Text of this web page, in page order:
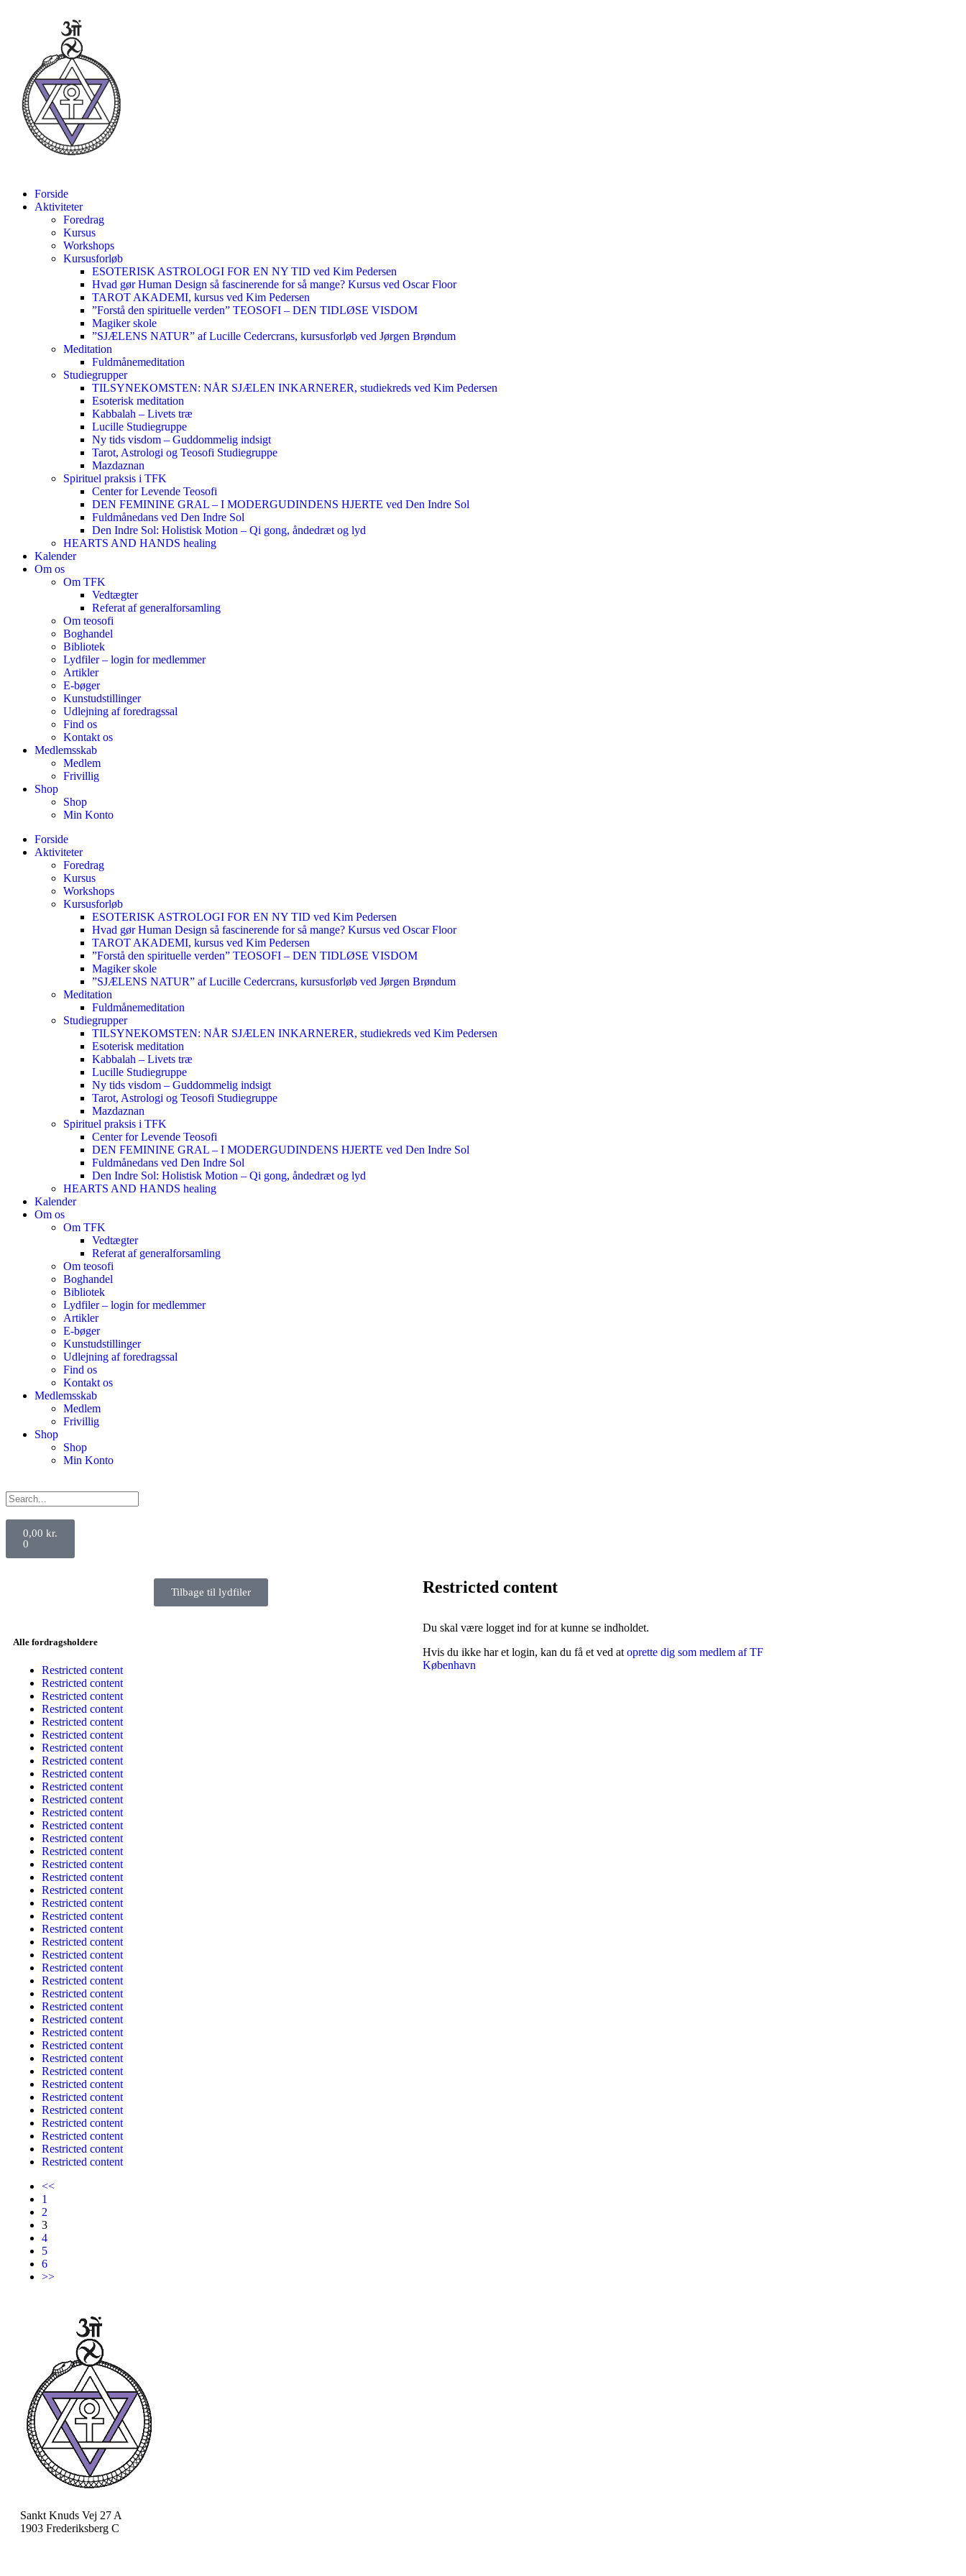
Forside
Aktiviteter
Foredrag
Kursus
Workshops
Kursusforløb
ESOTERISK ASTROLOGI FOR EN NY TID ved Kim Pedersen
Hvad gør Human Design så fascinerende for så mange? Kursus ved Oscar Floor
TAROT AKADEMI, kursus ved Kim Pedersen
”Forstå den spirituelle verden” TEOSOFI – DEN TIDLØSE VISDOM
Magiker skole
”SJÆLENS NATUR” af Lucille Cedercrans, kursusforløb ved Jørgen Brøndum
Meditation
Fuldmånemeditation
Studiegrupper
TILSYNEKOMSTEN: NÅR SJÆLEN INKARNERER, studiekreds ved Kim Pedersen
Esoterisk meditation
Kabbalah – Livets træ
Lucille Studiegruppe
Ny tids visdom – Guddommelig indsigt
Tarot, Astrologi og Teosofi Studiegruppe
Mazdaznan
Spirituel praksis i TFK
Center for Levende Teosofi
DEN FEMININE GRAL – I MODERGUDINDENS HJERTE ved Den Indre Sol
Fuldmånedans ved Den Indre Sol
Den Indre Sol: Holistisk Motion – Qi gong, åndedræt og lyd
HEARTS AND HANDS healing
Kalender
Om os
Om TFK
Vedtægter
Referat af generalforsamling
Om teosofi
Boghandel
Bibliotek
Lydfiler – login for medlemmer
Artikler
E-bøger
Kunstudstillinger
Udlejning af foredragssal
Find os
Kontakt os
Medlemsskab
Medlem
Frivillig
Shop
Shop
Min Konto
Forside
Aktiviteter
Foredrag
Kursus
Workshops
Kursusforløb
ESOTERISK ASTROLOGI FOR EN NY TID ved Kim Pedersen
Hvad gør Human Design så fascinerende for så mange? Kursus ved Oscar Floor
TAROT AKADEMI, kursus ved Kim Pedersen
”Forstå den spirituelle verden” TEOSOFI – DEN TIDLØSE VISDOM
Magiker skole
”SJÆLENS NATUR” af Lucille Cedercrans, kursusforløb ved Jørgen Brøndum
Meditation
Fuldmånemeditation
Studiegrupper
TILSYNEKOMSTEN: NÅR SJÆLEN INKARNERER, studiekreds ved Kim Pedersen
Esoterisk meditation
Kabbalah – Livets træ
Lucille Studiegruppe
Ny tids visdom – Guddommelig indsigt
Tarot, Astrologi og Teosofi Studiegruppe
Mazdaznan
Spirituel praksis i TFK
Center for Levende Teosofi
DEN FEMININE GRAL – I MODERGUDINDENS HJERTE ved Den Indre Sol
Fuldmånedans ved Den Indre Sol
Den Indre Sol: Holistisk Motion – Qi gong, åndedræt og lyd
HEARTS AND HANDS healing
Kalender
Om os
Om TFK
Vedtægter
Referat af generalforsamling
Om teosofi
Boghandel
Bibliotek
Lydfiler – login for medlemmer
Artikler
E-bøger
Kunstudstillinger
Udlejning af foredragssal
Find os
Kontakt os
Medlemsskab
Medlem
Frivillig
Shop
Shop
Min Konto
0,00 kr.
0
Tilbage til lydfiler
Alle fordragsholdere
Restricted content
Restricted content
Restricted content
Restricted content
Restricted content
Restricted content
Restricted content
Restricted content
Restricted content
Restricted content
Restricted content
Restricted content
Restricted content
Restricted content
Restricted content
Restricted content
Restricted content
Restricted content
Restricted content
Restricted content
Restricted content
Restricted content
Restricted content
Restricted content
Restricted content
Restricted content
Restricted content
Restricted content
Restricted content
Restricted content
Restricted content
Restricted content
Restricted content
Restricted content
Restricted content
Restricted content
Restricted content
Restricted content
Restricted content
<<
1
2
3
4
5
6
>>
Restricted content
Du skal være logget ind for at kunne se indholdet.
Hvis du ikke har et login, kan du få et ved at oprette dig som medlem af TF
København
Sankt Knuds Vej 27 A
1903 Frederiksberg C